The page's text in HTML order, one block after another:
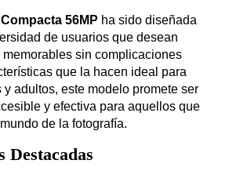
56MP ha sido diseñada
de usuarios que desean
sin complicaciones
que la hacen ideal para
adultos, este modelo promete ser
y efectiva para aquellos que
de la fotografía.
Destacadas